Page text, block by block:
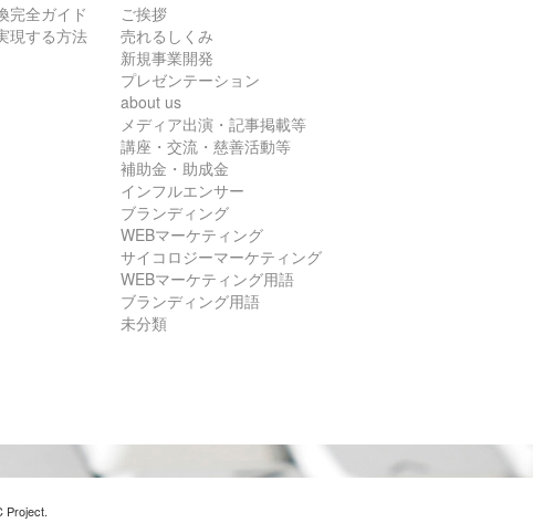
完全ガイド
現する方法
ご挨拶
売れるしくみ
新規事業開発
プレゼンテーション
about us
メディア出演・記事掲載等
講座・交流・慈善活動等
補助金・助成金
インフルエンサー
ブランディング
WEBマーケティング
サイコロジーマーケティング
WEBマーケティング用語
ブランディング用語
未分類
Project.